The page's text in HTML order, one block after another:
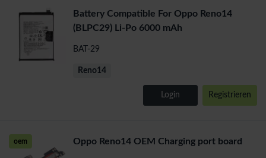
Battery Compatible For Oppo Reno14
(BLPC29) Li-Po 6000 mAh
BAT-29
Reno14
Login Registrieren
oem Oppo Reno14 OEM Charging port board